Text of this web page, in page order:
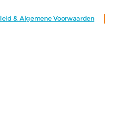
& Algemene Voorwaarden